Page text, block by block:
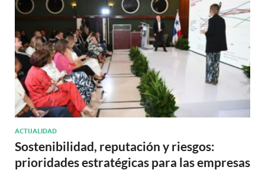
ACTUALIDAD
Sostenibilidad, reputación y riesgos:
prioridades estratégicas para las empresas